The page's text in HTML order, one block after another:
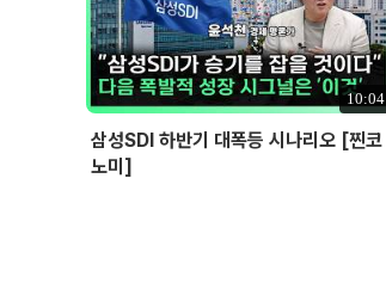
10:04
삼성SDI 하반기 대폭등 시나리오 [찐코
노미]